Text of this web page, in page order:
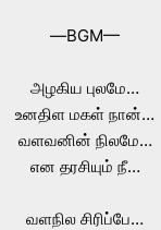
—BGM—
அழகிய புலமே…
உனதிள மகள் நான்…
வளவனின் நிலமே…
என தரசியும் நீ…
வளநில சிரிப்பே…